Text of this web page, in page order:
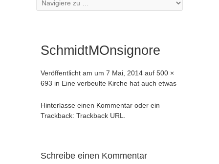
SchmidtMOnsignore
Veröffentlicht am um 7 Mai, 2014 auf 500 ×
693 in Eine verbeulte Kirche hat auch etwas
Hinterlasse einen Kommentar oder ein
Trackback: Trackback URL
Schreibe einen Kommentar